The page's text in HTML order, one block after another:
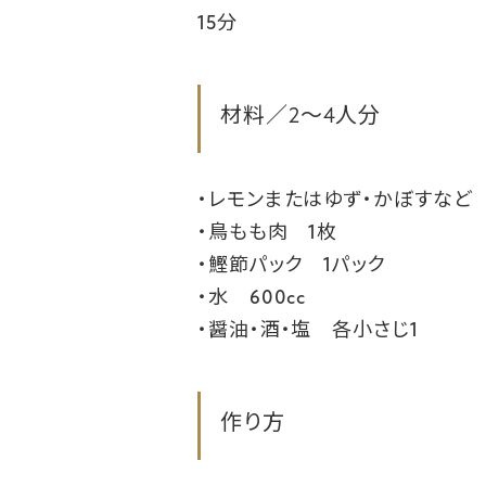
15分
材料／2～4人分
・レモンまたはゆず・かぼすな
・鳥もも肉 1枚
・鰹節パック 1パック
・水 600cc
・醤油・酒・塩 各小さじ1
作り方